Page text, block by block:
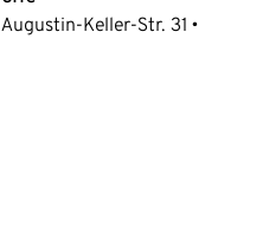
Augustin-Keller-Str. 31